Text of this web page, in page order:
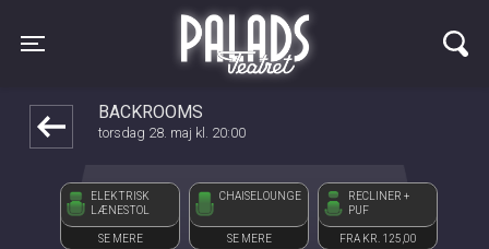
Toggle navigation
Palads Teatret
BACKROOMS
torsdag 28. maj kl. 20:00
ELEKTRISK
LÆNESTOL
SE MERE
CHAISELOUNGE
SE MERE
RECLINER +
PUF
FRA KR. 125,00
1step-front02 034715